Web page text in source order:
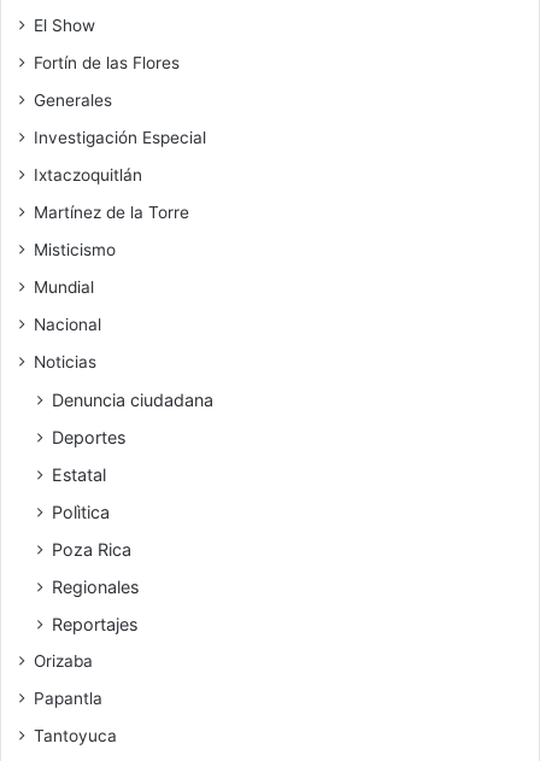
El Show
Fortín de las Flores
Generales
Investigación Especial
Ixtaczoquitlán
Martínez de la Torre
Misticismo
Mundial
Nacional
Noticias
Denuncia ciudadana
Deportes
Estatal
Polìtica
Poza Rica
Regionales
Reportajes
Orizaba
Papantla
Tantoyuca